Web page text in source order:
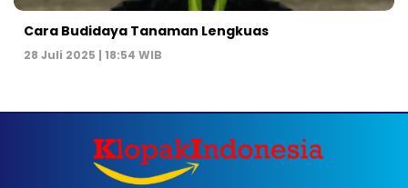
Cara Budidaya Tanaman Lengkuas
28 Juli 2025 | 18:54 WIB